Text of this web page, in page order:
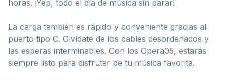
horas. ¡Yep, todo el día de música sin parar!
La carga también es rápido y conveniente gracias al
puerto tipo C. Olvídate de los cables desordenados y
las esperas interminables. Con los Opera05, estarás
siempre listo para disfrutar de tu música favorita.